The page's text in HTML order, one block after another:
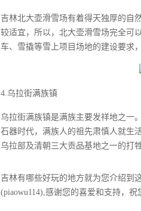
吉林北大壶滑雪场有着得天独厚的自
较适宜，所以，北大壶滑雪场完全可
车、雪撬等雪上项目场地的建设要求
4.乌拉街满族镇
乌拉街满族镇是满族主要发祥地之一
石器时代，满族人的祖先肃慎人就生
乌拉部及清朝三大贡品基地之一的打
吉林有哪些好玩的地方就为您介绍到
(piaowu114),感谢您的喜爱和支持，祝